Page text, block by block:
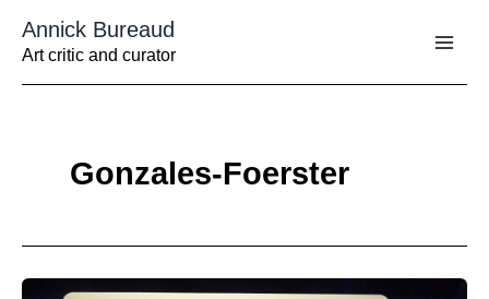
contenu
Annick Bureaud
Art critic and curator
Gonzales-Foerster